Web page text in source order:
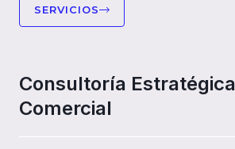
SERVICIOS
Consultoría Estratégica
Comercial